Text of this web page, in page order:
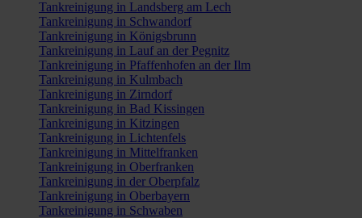
Tankreinigung in Landsberg am Lech
Tankreinigung in Schwandorf
Tankreinigung in Königsbrunn
Tankreinigung in Lauf an der Pegnitz
Tankreinigung in Pfaffenhofen an der Ilm
Tankreinigung in Kulmbach
Tankreinigung in Zirndorf
Tankreinigung in Bad Kissingen
Tankreinigung in Kitzingen
Tankreinigung in Lichtenfels
Tankreinigung in Mittelfranken
Tankreinigung in Oberfranken
Tankreinigung in der Oberpfalz
Tankreinigung in Oberbayern
Tankreinigung in Schwaben